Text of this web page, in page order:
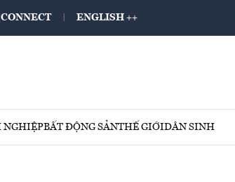
ENGLISH ++
NGHIỆPBẤT ĐỘNG SẢNTHẾ GIỚIDÂN SINH